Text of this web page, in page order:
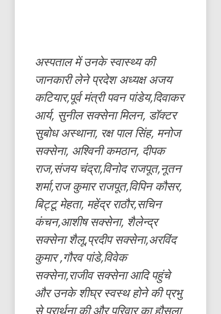
अस्पताल में उनके स्वास्थ्य की
जानकारी लेने प्रदेश अध्यक्ष अजय
कटियार,पूर्व मंत्री पवन पांडेय,दिवाकर
आर्य, सुनील सक्सेना मिलन, डॉक्टर
सुबोध अस्थाना, रक्ष पाल सिंह, मनोज
सक्सेना, अश्विनी कमठान, दीपक
राज,संजय चंद्रा,विनोद राजपूत,नूतन
शर्मा,राज कुमार राजपूत,विपिन कौसर,
बिट्टू मेहता, महेंद्र राठौर,सचिन
कंचन,आशीष सक्सेना, शैलेन्द्र
सक्सेना शैलू,प्रदीप सक्सेना,अरविंद
कुमार ,गौरव पांडे,विवेक
सक्सेना,राजीव सक्सेना आदि पहुंचे
और उनके शीघ्र स्वस्थ होने की प्रभु
से प्रार्थना की और परिवार का हौसला